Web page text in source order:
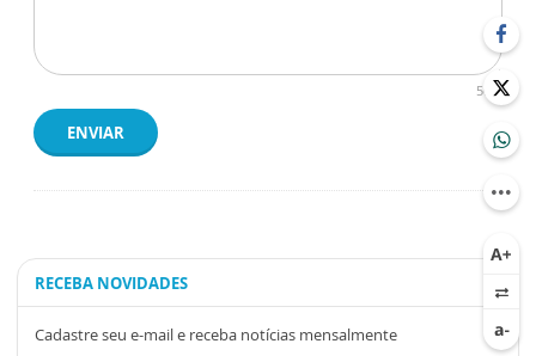
500
ENVIAR
RECEBA NOVIDADES
Cadastre seu e-mail e receba notícias mensalmente